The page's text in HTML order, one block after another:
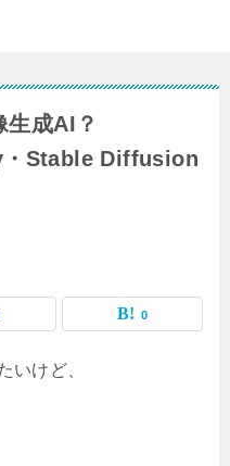
生成AI？
Stable Diffusion
0
いけど、